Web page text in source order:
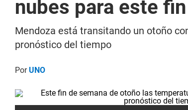
nubes para este
Mendoza está transitando un otoño
pronóstico del tiempo
PorUNO